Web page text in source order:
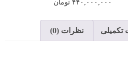
۴۴۰,۰۰۰,۰۰۰ تومان
تکمیلی نظرات (0)